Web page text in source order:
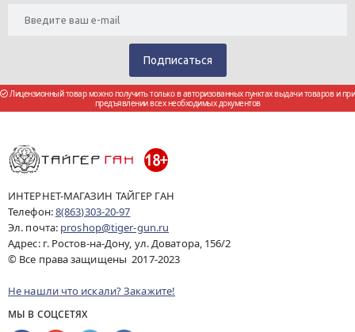
Лицензионный товар можно получить только в авторизованных пунктах выдачи товаров и при
предъявлении всех необходимых документов
ИНТЕРНЕТ-МАГАЗИН ТАЙГЕР ГАН
Телефон:8(863)303-20-97
Эл. почта: proshop@tiger-gun.ru
Адрес: г. Ростов-на-Дону, ул. Доватора, 156/2
© Все права защищены 2017-2023
Не нашли что искали? Закажите!
МЫ В СОЦСЕТЯХ